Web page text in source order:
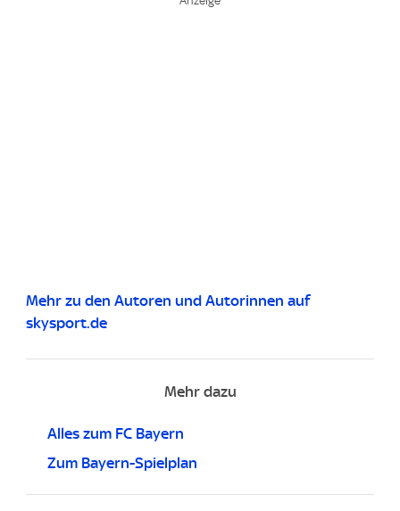
Mehr zu den Autoren und Autorinnen auf
skysport.de
Mehr dazu
Alles zum FC Bayern
Zum Bayern-Spielplan